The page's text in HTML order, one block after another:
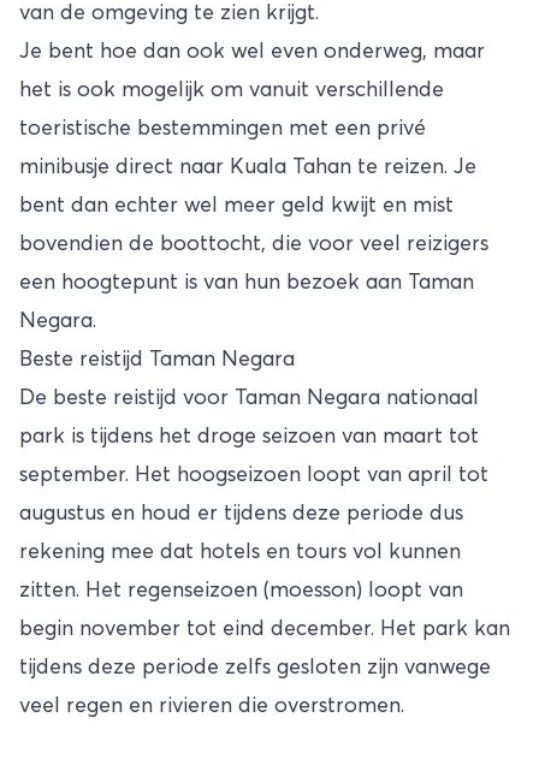
van de omgeving te zien krijgt.
Je bent hoe dan ook wel even onderweg, maar
het is ook mogelijk om vanuit verschillende
toeristische bestemmingen met een privé
minibusje direct naar Kuala Tahan te reizen. Je
bent dan echter wel meer geld kwijt en mist
bovendien de boottocht, die voor veel reizigers
een hoogtepunt is van hun bezoek aan Taman
Negara.
Beste reistijd Taman Negara
De beste reistijd voor Taman Negara nationaal
park is tijdens het droge seizoen van maart tot
september. Het hoogseizoen loopt van april tot
augustus en houd er tijdens deze periode dus
rekening mee dat hotels en tours vol kunnen
zitten. Het regenseizoen (moesson) loopt van
begin november tot eind december. Het park kan
tijdens deze periode zelfs gesloten zijn vanwege
veel regen en rivieren die overstromen.